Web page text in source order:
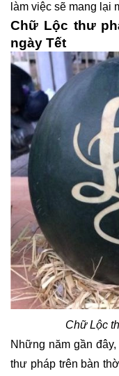
làm việc sẽ mang lại
Chữ Lộc thư
ngày Tết
Chữ Lộc
Những năm gần
thư pháp trên bàn